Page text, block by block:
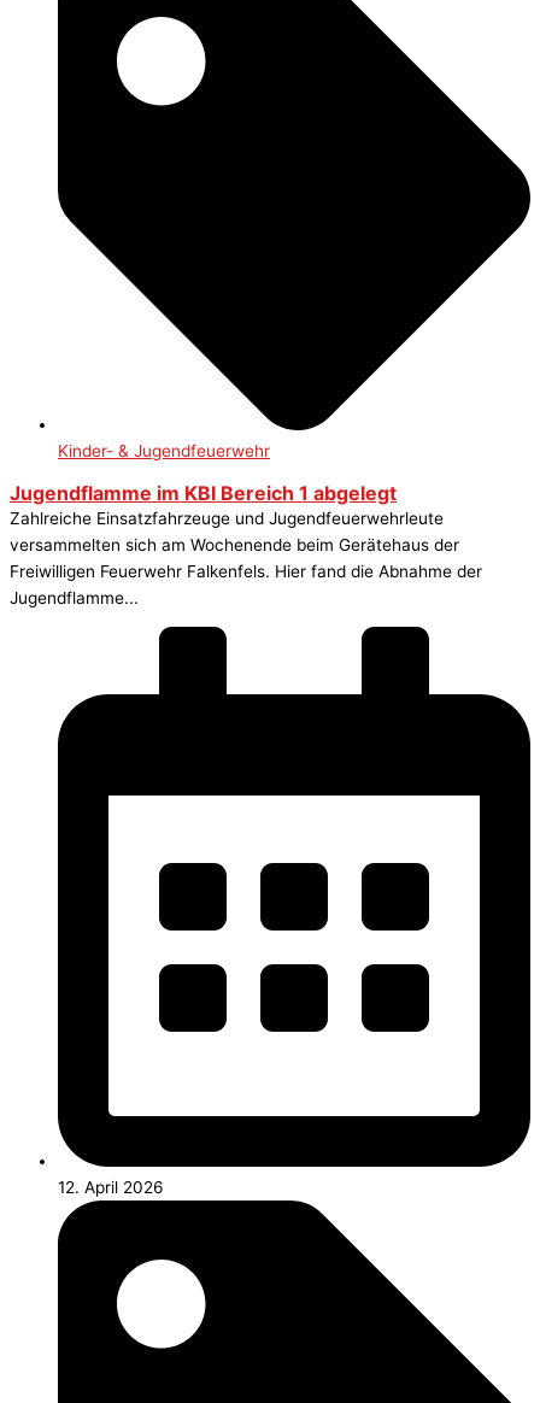
Kinder- & Jugendfeuerwehr
Jugendflamme im KBI Bereich 1 abgelegt
Zahlreiche Einsatzfahrzeuge und Jugendfeuerwehrleute
versammelten sich am Wochenende beim Gerätehaus der
Freiwilligen Feuerwehr Falkenfels. Hier fand die Abnahme der
Jugendflamme...
12. April 2026